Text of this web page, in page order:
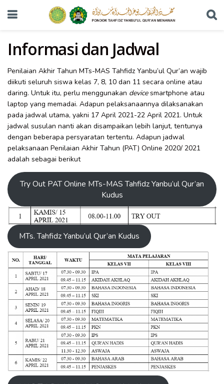
Informasi dan Jadwal
Penilaian Akhir Tahun MTs-MAS Tahfidz Yanbu’ul Qur’an wajib
diikuti seluruh siswa kelas 7, 8, 10 dan 11 secara online atau
daring. Untuk itu, perlu menggunakan devicesmartphone atau
laptop yang memadai. Adapun pelaksanaannya dilaksanakan
pada jadwal utama, yakni 17 April 2021-22 April 2021. Untuk
jadwal susulan nanti akan disampaikan lebih lanjut, tentunya
dengan beberapa persyaratan tertentu. Adapun jadwal
pelaksanaan Penilaian Akhir Tahun (PAT) Online 2020/ 2021
adalah sebagai berikut
Try Out PAT Online MTs-MAS Tahfidz Yanbu’ul Qur’an
Kudus
MTs. Tahfidz Yanbu’ul Qur’an Kudus